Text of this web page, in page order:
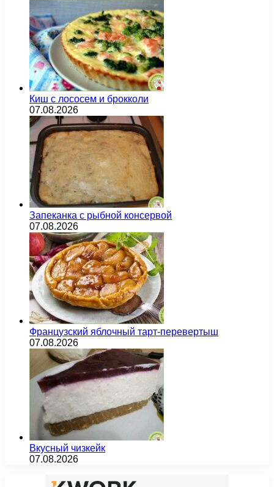
Киш с лососем и брокколи
07.08.2026
Запеканка с рыбной консервой
07.08.2026
Французский яблочный тарт-перевертыш
07.08.2026
Вкусный чизкейк
07.08.2026